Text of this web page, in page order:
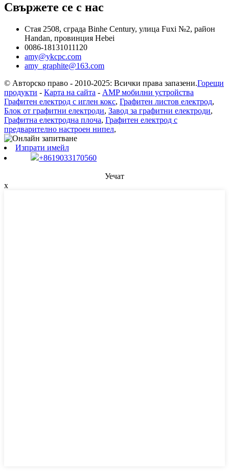
Свържете се с нас
Стая 2508, сграда Binhe Century, улица Fuxi №2, район
Handan, провинция Hebei
0086-18131011120
amy@ykcpc.com
amy_graphite@163.com
© Авторско право - 2010-2025: Всички права запазени.Горещи
продукти - Карта на сайта - AMP мобилни устройства
Графитен електрод с иглен кокс, Графитен листов електрод,
Блок от графитни електроди, Завод за графитни електроди,
Графитна електродна плоча, Графитен електрод с
предварително настроен нипел,
Изпрати имейл
+8619033170560
Уечат
x